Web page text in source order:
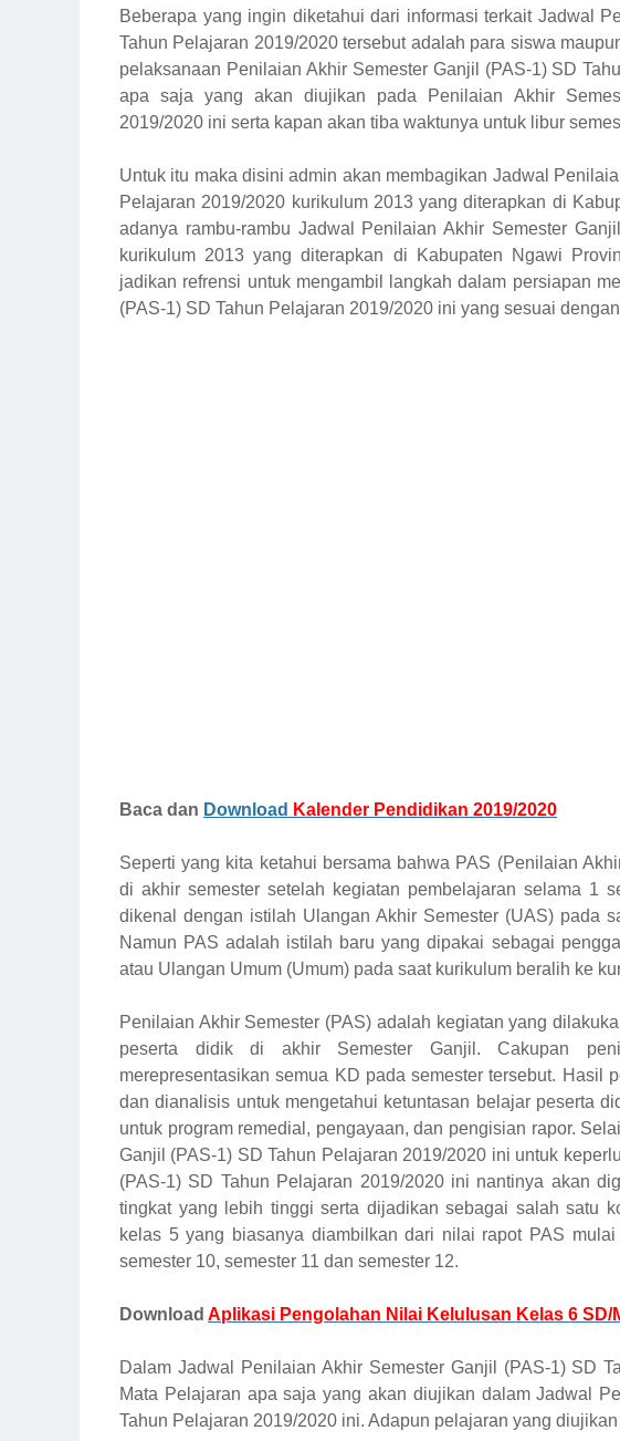
Beberapa yang ingin diketahui dari informasi terkait Jadwal
Tahun Pelajaran 2019/2020 tersebut adalah para siswa
pelaksanaan Penilaian Akhir Semester Ganjil (PAS-1) SD
apa saja yang akan diujikan pada Penilaian Akhir
2019/2020 ini serta kapan akan tiba waktunya untuk libur
Untuk itu maka disini admin akan membagikan Jadwal
Pelajaran 2019/2020 kurikulum 2013 yang diterapkan di
adanya rambu-rambu Jadwal Penilaian Akhir Semester
kurikulum 2013 yang diterapkan di Kabupaten Ngawi
jadikan refrensi untuk mengambil langkah dalam persiapan
(PAS-1) SD Tahun Pelajaran 2019/2020 ini yang sesuai
Baca dan Download Kalender Pendidikan 2019/2020
Seperti yang kita ketahui bersama bahwa PAS (Penilaian
di akhir semester setelah kegiatan pembelajaran selama 1
dikenal dengan istilah Ulangan Akhir Semester (UAS) pada
Namun PAS adalah istilah baru yang dipakai sebagai
atau Ulangan Umum (Umum) pada saat kurikulum beralih ke
Penilaian Akhir Semester (PAS) adalah kegiatan yang
peserta didik di akhir Semester Ganjil. Cakupan
merepresentasikan semua KD pada semester tersebut. Hasil
dan dianalisis untuk mengetahui ketuntasan belajar peserta
untuk program remedial, pengayaan, dan pengisian rapor.
Ganjil (PAS-1) SD Tahun Pelajaran 2019/2020 ini untuk
(PAS-1) SD Tahun Pelajaran 2019/2020 ini nantinya akan
tingkat yang lebih tinggi serta dijadikan sebagai salah satu
kelas 5 yang biasanya diambilkan dari nilai rapot PAS
semester 10, semester 11 dan semester 12.
Download Aplikasi Pengolahan Nilai Kelulusan Kelas 6 SD/
Dalam Jadwal Penilaian Akhir Semester Ganjil (PAS-1) SD
Mata Pelajaran apa saja yang akan diujikan dalam Jadwal
Tahun Pelajaran 2019/2020 ini. Adapun pelajaran yang